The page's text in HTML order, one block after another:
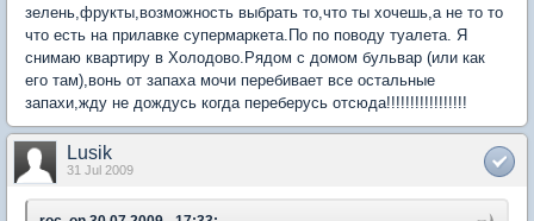
зелень,фрукты,возможность выбрать то,что ты хочешь,а не то то
что есть на прилавке супермаркета.По по поводу туалета. Я
снимаю квартиру в Холодово.Рядом с домом бульвар (или как
его там),вонь от запаха мочи перебивает все остальные
запахи,жду не дождусь когда переберусь отсюда!!!!!!!!!!!!!!!!!
Lusik
31 Jul 2009